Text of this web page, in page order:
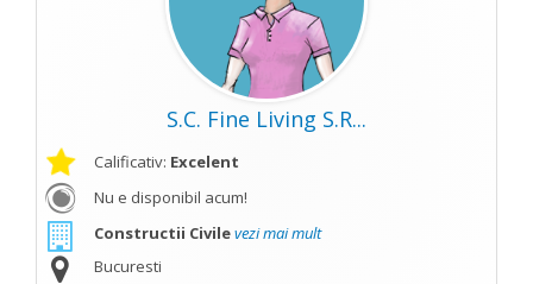
S.C. Fine Living S.R...
Calificativ: Excelent
Nu e disponibil acum!
Constructii Civilevezi mai mult
Bucuresti